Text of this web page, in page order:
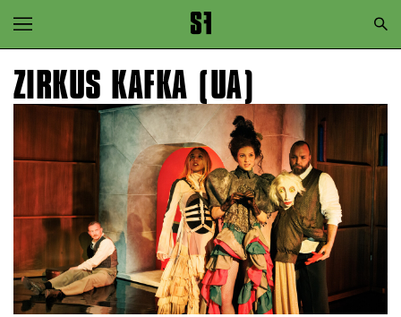
Zur Hauptnavigation springen
Zum Hauptinhalt springen
Zum Footer springen
ZIRKUS KAFKA (UA)